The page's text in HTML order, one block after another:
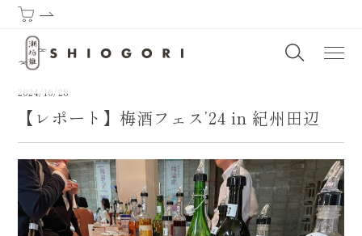
潮垢離からはじまる熊野古道 | SHIOGORI (Purification by the
2024/10/28
【レポート】梅酒フェス’24 in 紀州田辺